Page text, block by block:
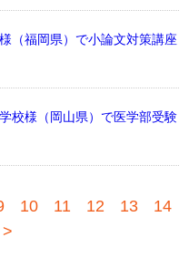
（福岡県）で小論文対策講座
校様（岡山県）で医学部受験
10 11 12 13
14
>